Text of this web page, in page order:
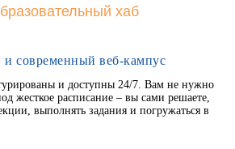
хаб
современный веб-кампус
и доступны 24/7. Вам не нужно
жесткое расписание – вы сами решаете,
выполнять задания и погружаться в